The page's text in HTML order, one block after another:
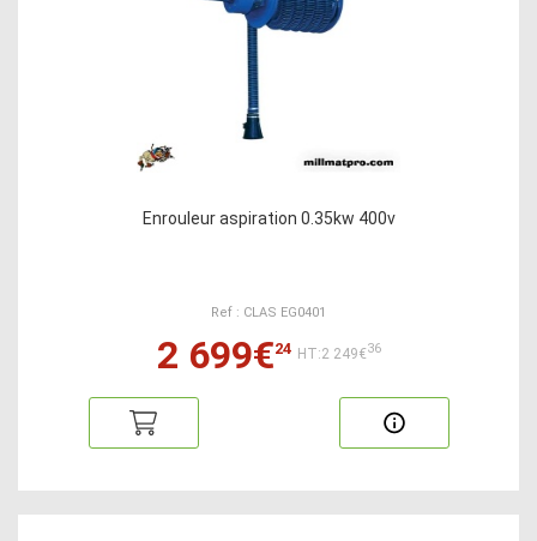
Enrouleur aspiration 0.35kw 400v
Ref : CLAS EG0401
2 699€24 HT:2 249€36